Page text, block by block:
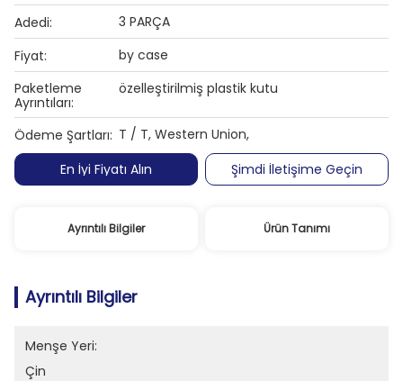
Adedi:
3 PARÇA
Fiyat:
by case
Paketleme
Ayrıntıları:
özelleştirilmiş plastik kutu
Ödeme Şartları: T / T, Western Union,
En İyi Fiyatı Alın
Şimdi İletişime Geçin
Ayrıntılı Bilgiler Ürün Tanımı
Ayrıntılı Bilgiler
Menşe Yeri:
Çin